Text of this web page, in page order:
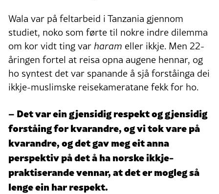
Wala var på feltarbeid i Tanzania gjennom
studiet, noko som førte til nokre indre dilemma
om kor vidt ting varharam eller ikkje. Men 22-
åringen fortel at reisa opna augene hennar, og
ho syntest det var spanande å sjå forståinga dei
ikkje-muslimske reisekameratane fekk for ho.
– Det var ein gjensidig respekt og gjensidig
forståing for kvarandre, og vi tok vare på
kvarandre, og det gav meg eit anna
perspektiv på det å ha norske ikkje-
praktiserande vennar, at det er mogleg så
lenge ein har respekt.